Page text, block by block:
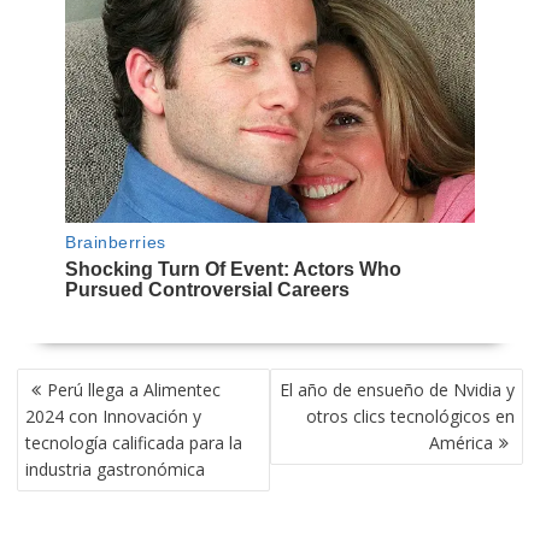
NAVEGACIÓN
DE
ENTRADAS
Perú llega a Alimentec
2024 con Innovación y
tecnología calificada para la
industria gastronómica
El año de ensueño de Nvidia y
otros clics tecnológicos en
América